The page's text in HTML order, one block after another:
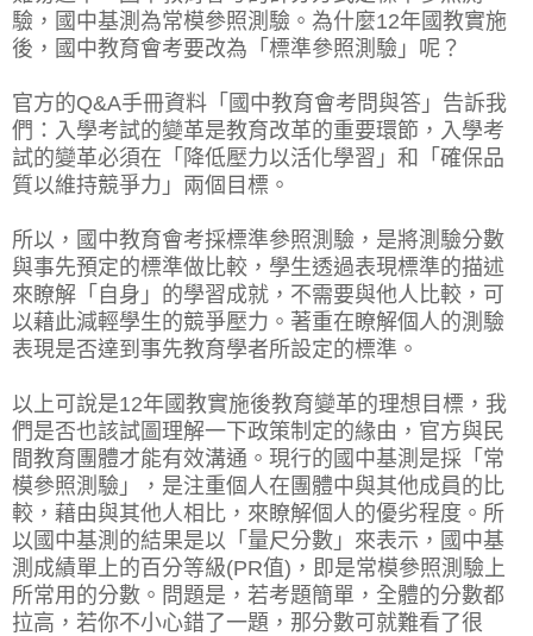
驗，國中基測為常模參照測驗。為什麼12年國教實施
後，國中教育會考要改為「標準參照測驗」呢？
官方的Q&A手冊資料「國中教育會考問與答」告訴我
們：入學考試的變革是教育改革的重要環節，入學考
試的變革必須在「降低壓力以活化學習」和「確保品
質以維持競爭力」兩個目標。
所以，國中教育會考採標準參照測驗，是將測驗分數
與事先預定的標準做比較，學生透過表現標準的描述
來瞭解「自身」的學習成就，不需要與他人比較，可
以藉此減輕學生的競爭壓力。著重在瞭解個人的測驗
表現是否達到事先教育學者所設定的標準。
以上可說是12年國教實施後教育變革的理想目標，我
們是否也該試圖理解一下政策制定的緣由，官方與民
間教育團體才能有效溝通。現行的國中基測是採「常
模參照測驗」，是注重個人在團體中與其他成員的比
較，藉由與其他人相比，來瞭解個人的優劣程度。所
以國中基測的結果是以「量尺分數」來表示，國中基
測成績單上的百分等級(PR值)，即是常模參照測驗上
所常用的分數。問題是，若考題簡單，全體的分數都
拉高，若你不小心錯了一題，那分數可就難看了很